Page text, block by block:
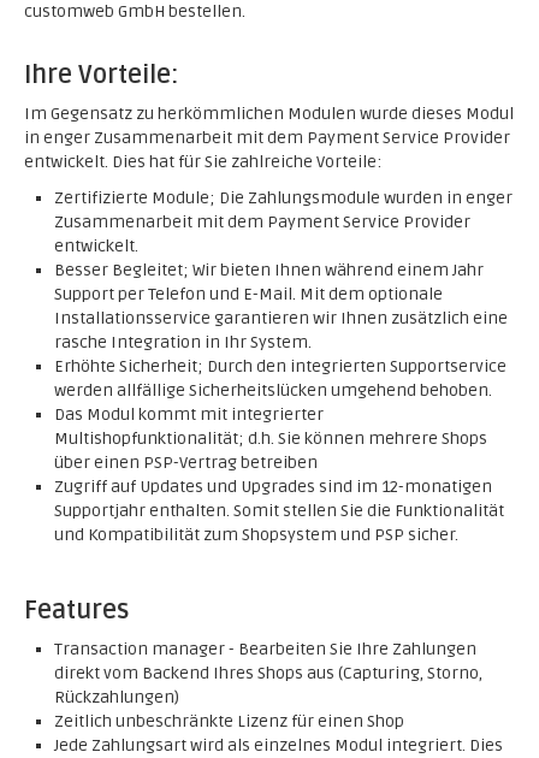
customweb GmbH bestellen.
Ihre Vorteile:
Im Gegensatz zu herkömmlichen Modulen wurde dieses Modul
in enger Zusammenarbeit mit dem Payment Service Provider
entwickelt. Dies hat für Sie zahlreiche Vorteile:
Zertifizierte Module; Die Zahlungsmodule wurden in enger
Zusammenarbeit mit dem Payment Service Provider
entwickelt.
Besser Begleitet; Wir bieten Ihnen während einem Jahr
Support per Telefon und E-Mail. Mit dem optionale
Installationsservice garantieren wir Ihnen zusätzlich eine
rasche Integration in Ihr System.
Erhöhte Sicherheit; Durch den integrierten Supportservice
werden allfällige Sicherheitslücken umgehend behoben.
Das Modul kommt mit integrierter
Multishopfunktionalität; d.h. Sie können mehrere Shops
über einen PSP-Vertrag betreiben
Zugriff auf Updates und Upgrades sind im 12-monatigen
Supportjahr enthalten. Somit stellen Sie die Funktionalität
und Kompatibilität zum Shopsystem und PSP sicher.
Features
Transaction manager - Bearbeiten Sie Ihre Zahlungen
direkt vom Backend Ihres Shops aus (Capturing, Storno,
Rückzahlungen)
Zeitlich unbeschränkte Lizenz für einen Shop
Jede Zahlungsart wird als einzelnes Modul integriert. Dies